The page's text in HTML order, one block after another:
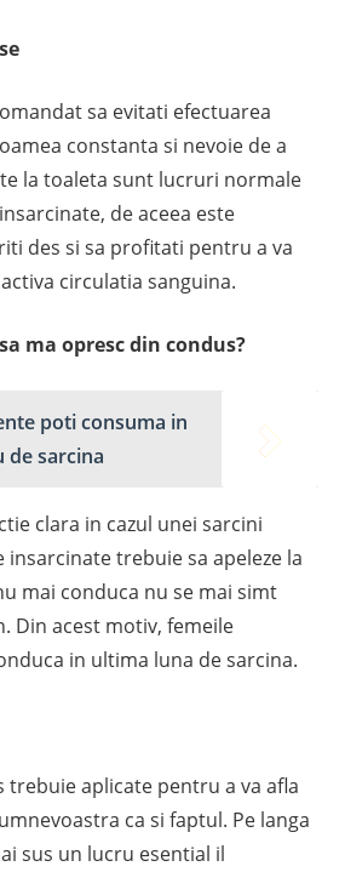
sa evitati efectuarea
constanta si nevoie de a
la toaleta sunt lucruri normale
de aceea este
des si sa profitati pentru a va
circulatia sanguina.
ma opresc din condus?
poti consuma in
sarcina
clara in cazul unei sarcini
insarcinate trebuie sa apeleze la
mai conduca nu se mai simt
Din acest motiv, femeile
in ultima luna de sarcina.
trebuie aplicate pentru a va afla
ca si faptul. Pe langa
sus un lucru esential il